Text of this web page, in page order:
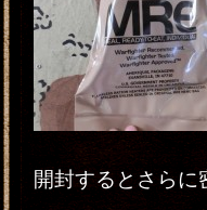
開封するとさら